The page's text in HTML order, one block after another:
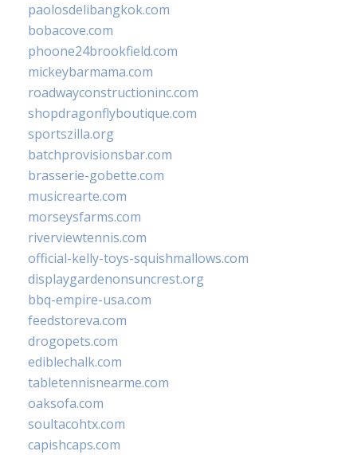
paolosdelibangkok.com
bobacove.com
phoone24brookfield.com
mickeybarmama.com
roadwayconstructioninc.com
shopdragonflyboutique.com
sportszilla.org
batchprovisionsbar.com
brasserie-gobette.com
musicrearte.com
morseysfarms.com
riverviewtennis.com
official-kelly-toys-squishmallows.com
displaygardenonsuncrest.org
bbq-empire-usa.com
feedstoreva.com
drogopets.com
ediblechalk.com
tabletennisnearme.com
oaksofa.com
soultacohtx.com
capishcaps.com